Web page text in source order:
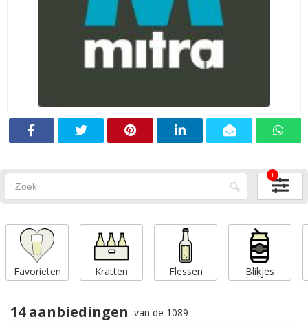
1
Favorieten Kratten Flessen Blikjes
14 aanbiedingen van de 1089